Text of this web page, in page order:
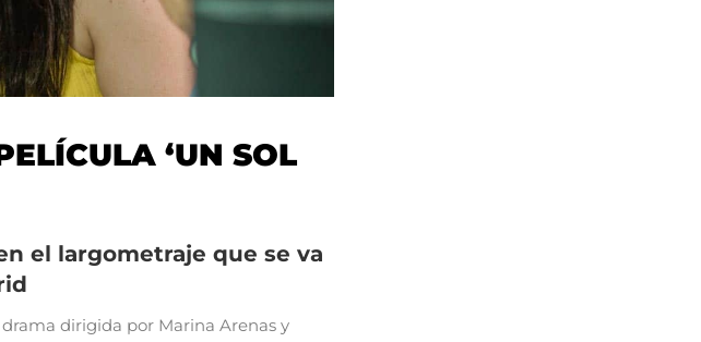
‘UN SOL
el largometraje que se va
drama dirigida por Marina Arenas y